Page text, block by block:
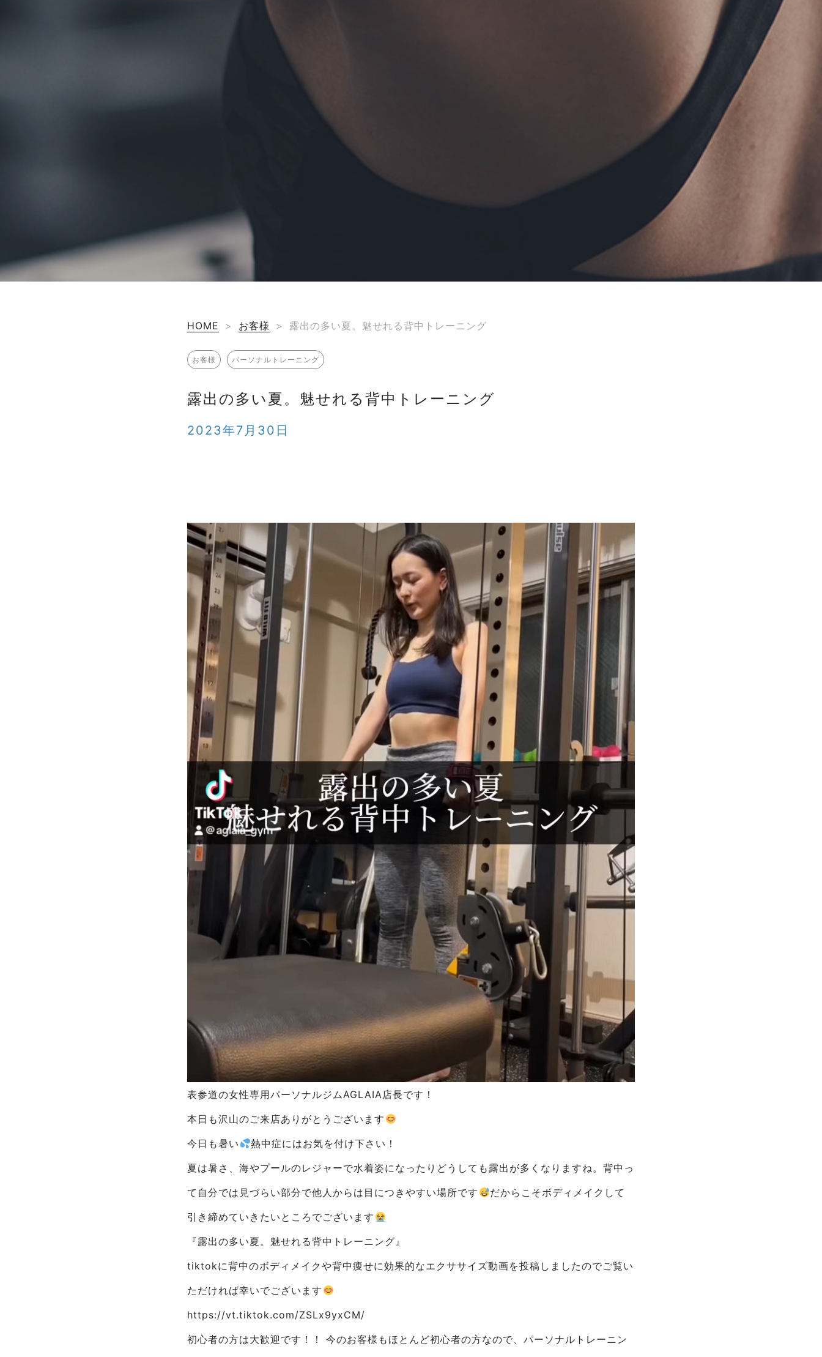
HOME > お客様 > 露出の多い夏。魅せれる背中トレーニング
お客様 パーソナルトレーニング
露出の多い夏。魅せれる背中トレーニング
2023年7月30日
表参道の女性専用パーソナルジムAGLAIA店長です！
本日も沢山のご来店ありがとうございます
今日も暑い
熱中症にはお気を付け下さい！
夏は暑さ、海やプールのレジャーで水着姿になったりどうしても露出が多くなりますね。背中っ
て自分では見づらい部分で他人からは目につきやすい場所です
だからこそボディメイクして
引き締めていきたいところでございます
『露出の多い夏。魅せれる背中トレーニング』
tiktokに背中のボディメイクや背中痩せに効果的なエクササイズ動画を投稿しましたのでご覧い
ただければ幸いでございます
https://vt.tiktok.com/ZSLx9yxCM/
初心者の方は大歓迎です！！ 今のお客様もほとんど初心者の方なので、パーソナルトレーニン